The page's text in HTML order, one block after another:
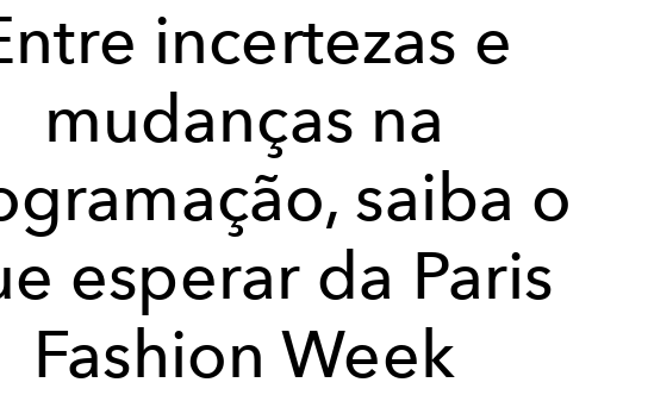
incertezas e
mudanças na
saiba o
esperar da Paris
Fashion Week